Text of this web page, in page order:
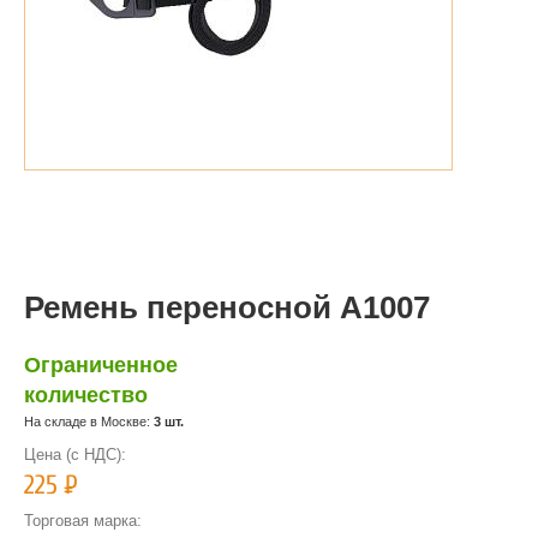
Ремень переносной A1007
Ограниченное
количество
На складе в Москве: 3 шт.
Цена (с НДС):
225Р
Торговая марка: